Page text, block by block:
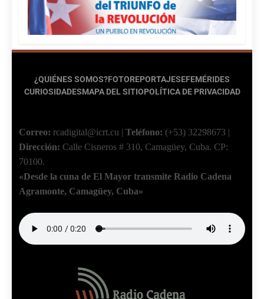
¿QUIÉNES SOMOS?FOTOREPORTAJESEFEMÉRIDES
CURIOSIDADESMAPA DEL SITIOPOLÍTICA DE PRIVACIDAD
Correo: rcadigital@icrt.cu | Teléfono: (+53) 32298673 |
Dirección: Calle Cisneros # 310, Camagüey, Cuba. CP:
70100.
«Desde la cuna de El Mayor transmite Radio Cadena
Agramonte, Camagüey, Cuba»